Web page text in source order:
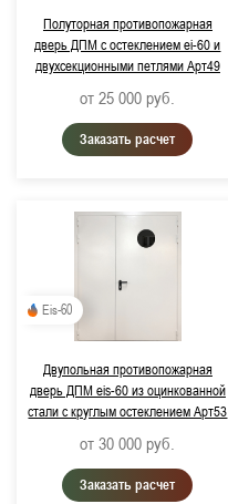
Полуторная противопожарная
дверь ДПМ с остеклением ei-60 и
двухсекционными петлями Арт49
от 25 000 руб.
Заказать расчет
Eis-60
Двупольная противопожарная
дверь ДПМ eis-60 из оцинкованной
стали с круглым остеклением Арт53
от 30 000 руб.
Заказать расчет